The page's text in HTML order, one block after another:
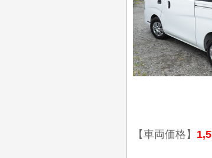
【車両価格】